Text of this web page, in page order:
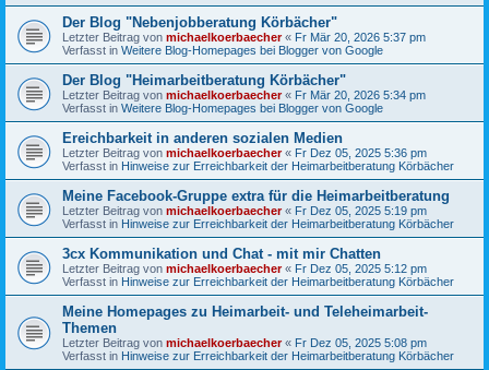
Der Blog "Nebenjobberatung Körbächer"
Letzter Beitrag von michaelkoerbaecher« Fr Mär 20, 2026 5:37 pm
Verfasst in Weitere Blog-Homepages bei Blogger von Google
Der Blog "Heimarbeitberatung Körbächer"
Letzter Beitrag von michaelkoerbaecher« Fr Mär 20, 2026 5:34 pm
Verfasst in Weitere Blog-Homepages bei Blogger von Google
Ereichbarkeit in anderen sozialen Medien
Letzter Beitrag von michaelkoerbaecher« Fr Dez 05, 2025 5:36 pm
Verfasst in Hinweise zur Erreichbarkeit der Heimarbeitberatung Körbächer
Meine Facebook-Gruppe extra für die Heimarbeitberatung
Letzter Beitrag von michaelkoerbaecher« Fr Dez 05, 2025 5:19 pm
Verfasst in Hinweise zur Erreichbarkeit der Heimarbeitberatung Körbächer
3cx Kommunikation und Chat - mit mir Chatten
Letzter Beitrag von michaelkoerbaecher« Fr Dez 05, 2025 5:12 pm
Verfasst in Hinweise zur Erreichbarkeit der Heimarbeitberatung Körbächer
Meine Homepages zu Heimarbeit- und Teleheimarbeit-
Themen
Letzter Beitrag von michaelkoerbaecher« Fr Dez 05, 2025 5:08 pm
Verfasst in Hinweise zur Erreichbarkeit der Heimarbeitberatung Körbächer